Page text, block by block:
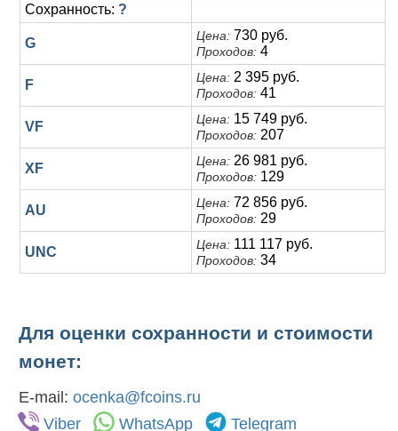
Сохранность: ?
G Цена: 730 руб.
Проходов: 4
F Цена: 2 395 руб.
Проходов: 41
VF Цена: 15 749 руб.
Проходов: 207
XF Цена: 26 981 руб.
Проходов: 129
AU Цена: 72 856 руб.
Проходов: 29
UNC Цена: 111 117 руб.
Проходов: 34
Для оценки сохранности и стоимости
монет:
E-mail: ocenka@fcoins.ru
Viber
WhatsApp Telegram